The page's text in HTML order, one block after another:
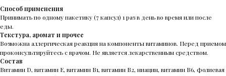
Способ применения
Принимать по одному пакетику (7 капсул) 1 раз в день во время или после
еды.
Текстура, аромат и прочее
Возможна аллергическая реакция на компоненты витаминов. Перед приемом
проконсультируйтесь с врачом. Не является лекарственным средством.
Состав
Витамин D, витамин E, витамин B1, витамин B2, ниацин, витамин B6, фолиевая